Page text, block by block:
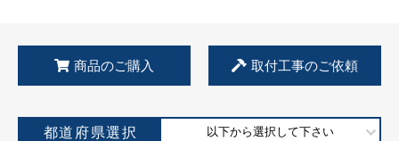
商品のご購入 取付工事のご依頼
都道府県選択 以下から選択して下さい